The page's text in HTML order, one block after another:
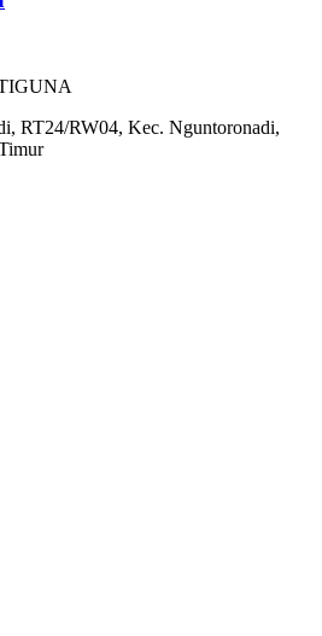
RT24/RW04, Kec. Nguntoronadi,